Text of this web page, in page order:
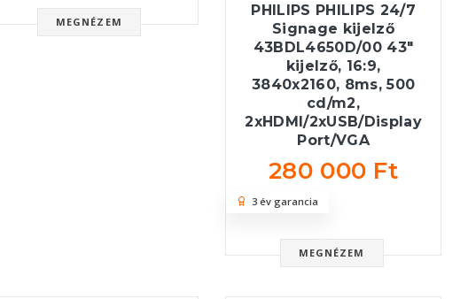
MEGNÉZEM
PHILIPS PHILIPS 24/7
Signage kijelző
43BDL4650D/00 43"
kijelző, 16:9,
3840x2160, 8ms, 500
cd/m2,
2xHDMI/2xUSB/Display
Port/VGA
280 000 Ft
MEGNÉZEM
3 év garancia